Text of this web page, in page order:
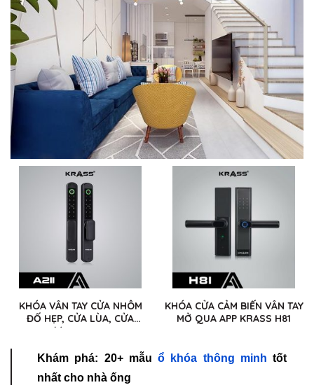
KHÓA VÂN TAY CỬA NHÔM
ĐỐ HẸP, CỬA LÙA, CỬA
TRƯỢT KRASS A211
KHÓA CỬA CẢM BIẾN VÂN TAY
MỞ QUA APP KRASS H81
Khám phá: 20+ mẫu ổ khóa thông minh tốt
nhất cho nhà ống